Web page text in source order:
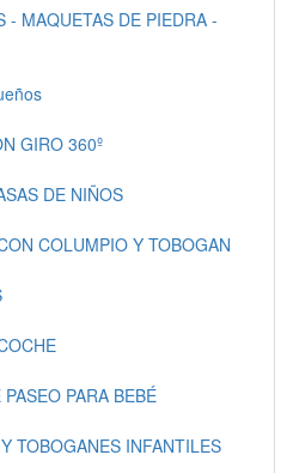
- MAQUETAS DE PIEDRA -
GIRO 360º
DE NIÑOS
COLUMPIO Y TOBOGAN
PARA BEBÉ
TOBOGANES INFANTILES